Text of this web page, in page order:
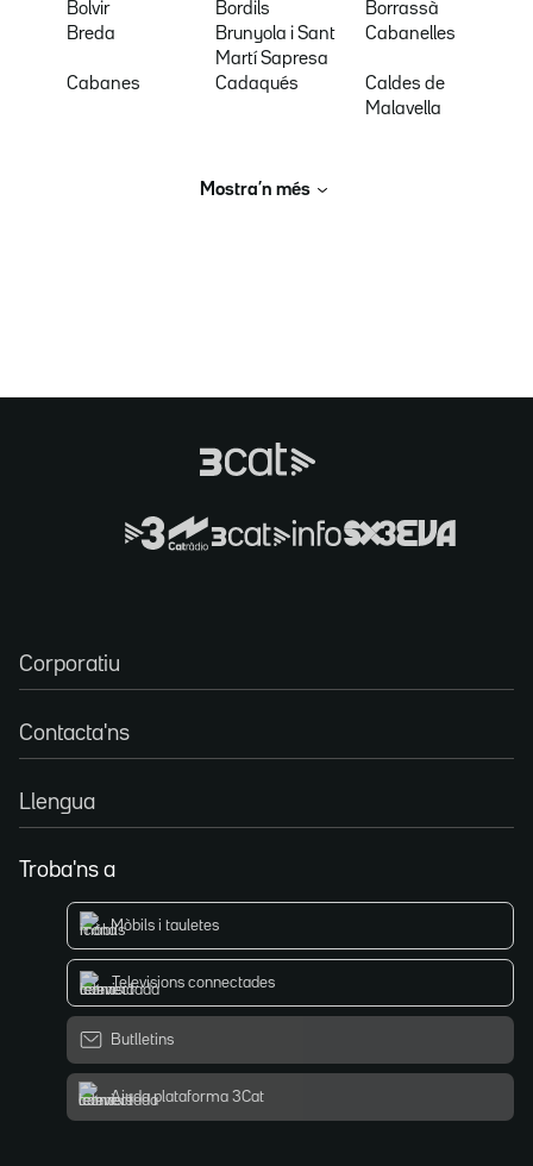
Bolvir
Bordils
Borrassà
Breda
Brunyola i Sant
Martí Sapresa
Cabanelles
Cabanes Cadaqués
Caldes de
Malavella
Mostra’n més
Corporatiu
Contacta'ns
Llengua
Troba'ns a
Mòbils i tauletes
Televisions connectades
Butlletins
Ajuda plataforma 3Cat